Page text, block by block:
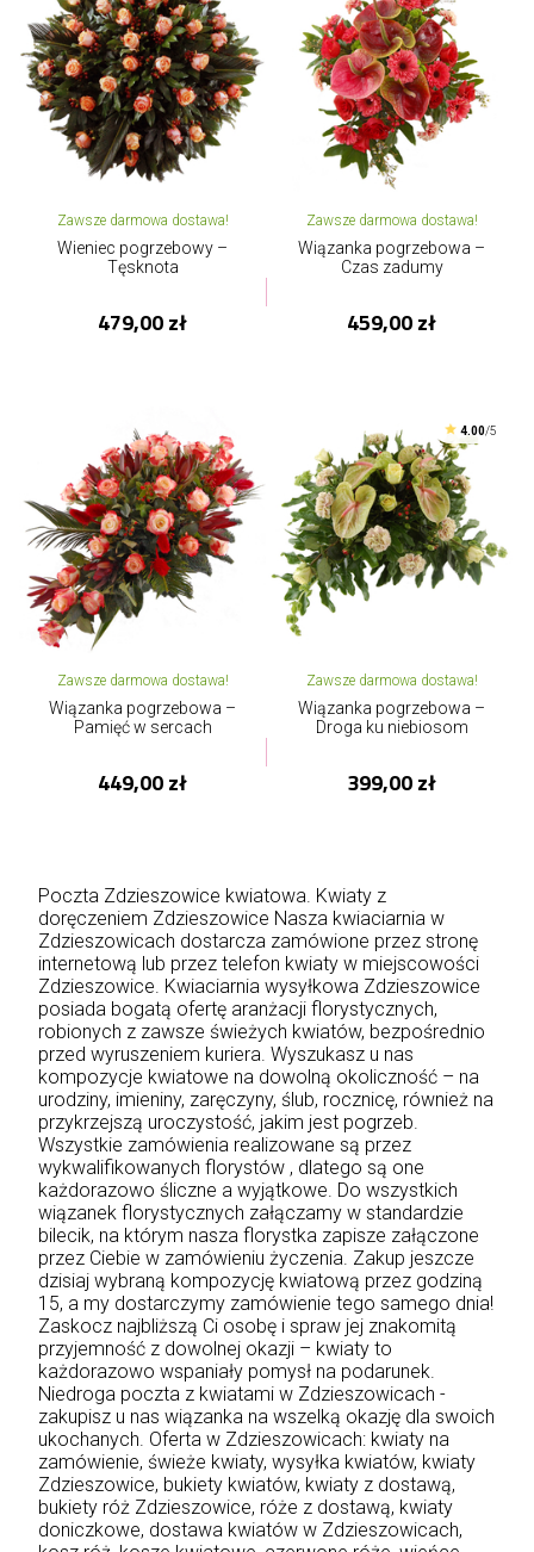
Zawsze darmowa dostawa!
Wieniec pogrzebowy –
Tęsknota
479,00 zł
Zawsze darmowa dostawa!
Wiązanka pogrzebowa –
Czas zadumy
459,00 zł
Zawsze darmowa dostawa!
Wiązanka pogrzebowa –
Pamięć w sercach
449,00 zł
4.00/5
Zawsze darmowa dostawa!
Wiązanka pogrzebowa –
Droga ku niebiosom
399,00 zł
Poczta Zdzieszowice kwiatowa. Kwiaty z
doręczeniem Zdzieszowice Nasza kwiaciarnia w
Zdzieszowicach dostarcza zamówione przez stronę
internetową lub przez telefon kwiaty w miejscowości
Zdzieszowice. Kwiaciarnia wysyłkowa Zdzieszowice
posiada bogatą ofertę aranżacji florystycznych,
robionych z zawsze świeżych kwiatów, bezpośrednio
przed wyruszeniem kuriera. Wyszukasz u nas
kompozycje kwiatowe na dowolną okoliczność – na
urodziny, imieniny, zaręczyny, ślub, rocznicę, również na
przykrzejszą uroczystość, jakim jest pogrzeb.
Wszystkie zamówienia realizowane są przez
wykwalifikowanych florystów , dlatego są one
każdorazowo śliczne a wyjątkowe. Do wszystkich
wiązanek florystycznych załączamy w standardzie
bilecik, na którym nasza florystka zapisze załączone
przez Ciebie w zamówieniu życzenia. Zakup jeszcze
dzisiaj wybraną kompozycję kwiatową przez godziną
15, a my dostarczymy zamówienie tego samego dnia!
Zaskocz najbliższą Ci osobę i spraw jej znakomitą
przyjemność z dowolnej okazji – kwiaty to
każdorazowo wspaniały pomysł na podarunek.
Niedroga poczta z kwiatami w Zdzieszowicach -
zakupisz u nas wiązanka na wszelką okazję dla swoich
ukochanych. Oferta w Zdzieszowicach: kwiaty na
zamówienie, świeże kwiaty, wysyłka kwiatów, kwiaty
Zdzieszowice, bukiety kwiatów, kwiaty z dostawą,
bukiety róż Zdzieszowice, róże z dostawą, kwiaty
doniczkowe, dostawa kwiatów w Zdzieszowicach,